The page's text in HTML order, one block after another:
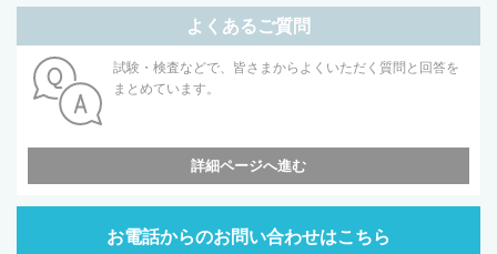
よくあるご質問
試験・検査などで、皆さまからよくいただく質問と回答を
まとめています。
詳細ページへ進む
お電話からのお問い合わせはこちら